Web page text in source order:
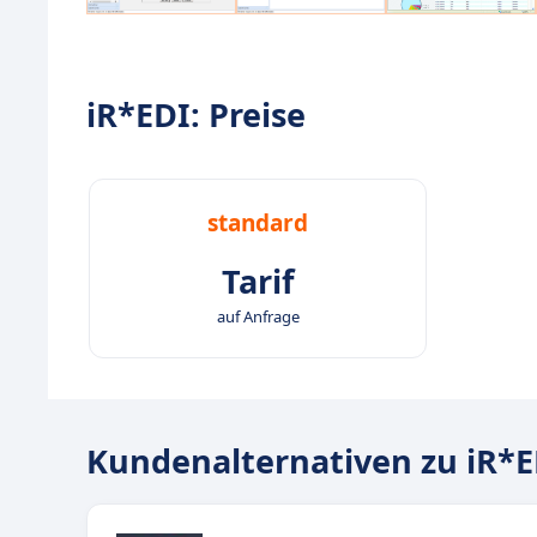
iR*EDI: Preise
standard
Tarif
auf Anfrage
Kundenalternativen zu